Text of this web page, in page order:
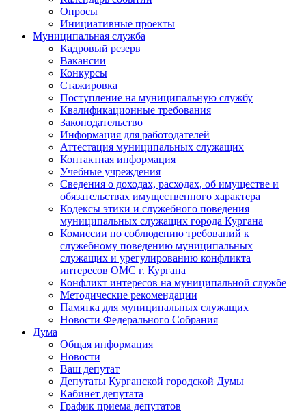
Опросы
Инициативные проекты
Муниципальная служба
Кадровый резерв
Вакансии
Конкурсы
Стажировка
Поступление на муниципальную службу
Квалификационные требования
Законодательство
Информация для работодателей
Аттестация муниципальных служащих
Контактная информация
Учебные учреждения
Сведения о доходах, расходах, об имуществе и
обязательствах имущественного характера
Кодексы этики и служебного поведения
муниципальных служащих города Кургана
Комиссии по соблюдению требований к
служебному поведению муниципальных
служащих и урегулированию конфликта
интересов ОМС г. Кургана
Конфликт интересов на муниципальной службе
Методические рекомендации
Памятка для муниципальных служащих
Новости Федерального Cобрания
Дума
Общая информация
Новости
Ваш депутат
Депутаты Курганской городской Думы
Кабинет депутата
График приема депутатов